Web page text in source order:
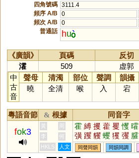
四角號碼 3111.4
頻序 A/B
0
頻次 A/B
0
普通話
hu
《廣韻》 頁碼 反切
瀖
509
虚郭
中
古
音
聲母 清濁 部位 聲調 韻攝
曉
全清 喉 入 宕
粵語音節 & 根據 同音字
fok3
黃 周 霍 縛 攫 藿 矍 戄 曤
彉 躩 貜 蠼 玃 彏 臛
李
何
HKLS
人文 同聲同韻 同韻同調